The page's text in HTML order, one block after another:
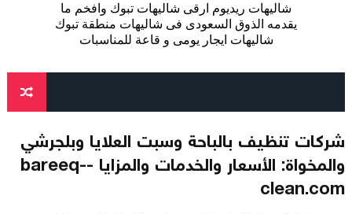
شاليهات ريديوم ارقى شاليهات تبوك وافخم ما
يقدمه الذوق السعودى فى شاليهات منطقة تبوك
شاليهات ايجار يومى و قاعة للمناسبات
شركات تنظيف بالباحة وسبت العلايا وبلجرشي
والمخواة: الأسعار والخدمات والمزايا -bareeq-
clean.com